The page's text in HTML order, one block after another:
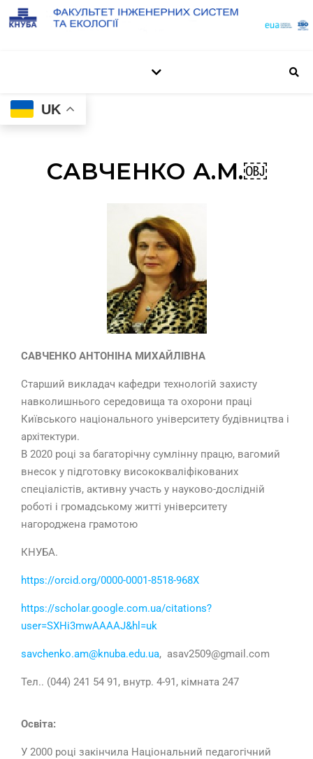
UK
САВЧЕНКО А.М.￼
САВЧЕНКО АНТОНІНА МИХАЙЛІВНА
Старший викладач кафедри технологій захисту
навколишнього середовища та охорони праці
Київського національного університету будівництва і
архітектури.
В 2020 році за багаторічну сумлінну працю, вагомий
внесок у підготовку висококваліфікованих
спеціалістів, активну участь у науково-дослідній
роботі і громадському житті університету
нагороджена грамотою
КНУБА.
https://orcid.org/0000-0001-8518-968X
https://scholar.google.com.ua/citations?
user=SXHi3mwAAAAJ&hl=uk
savchenko.am@knuba.edu.ua, asav2509@gmail.com
Тел.. (044) 241 54 91, внутр. 4-91, кімната 247
Освіта:
У 2000 році закінчила Національний педагогічний